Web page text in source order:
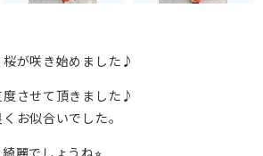
が咲き始めました♪
させて頂きました♪
お似合いでした。